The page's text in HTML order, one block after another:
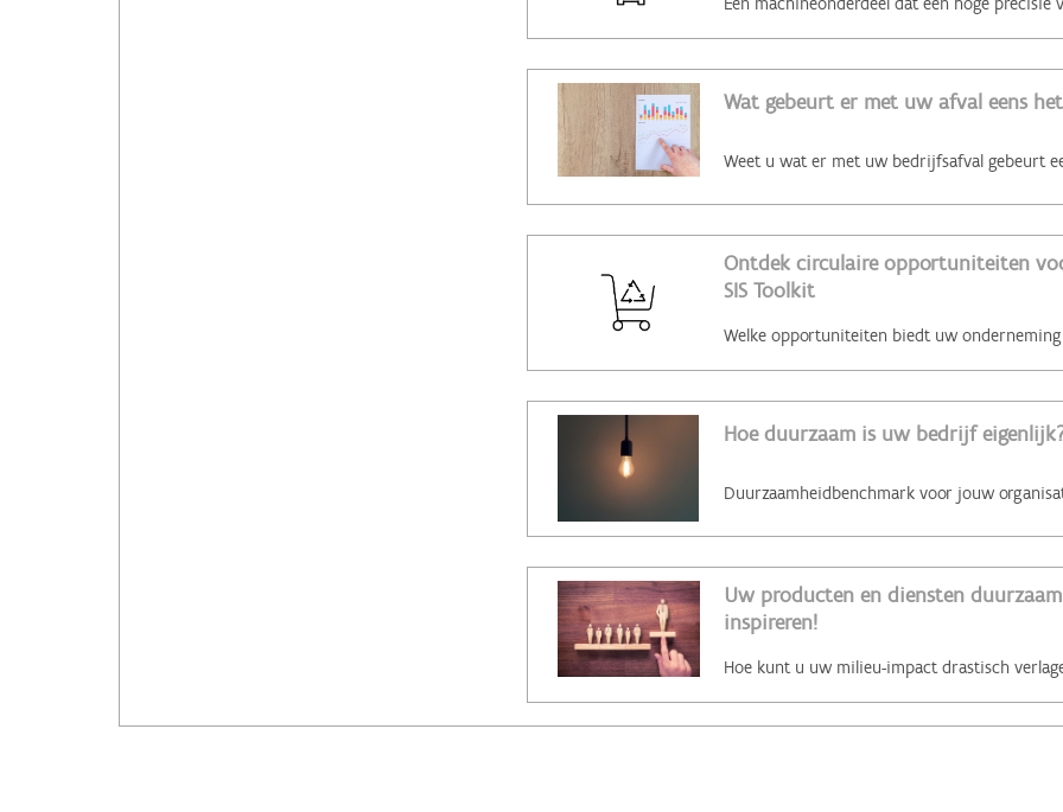
Wat gebeurt er met uw afval eens
Ontdek circulaire opportuniteiten
SIS Toolkit
Hoe duurzaam is uw bedrijf
Uw producten en diensten
inspireren!